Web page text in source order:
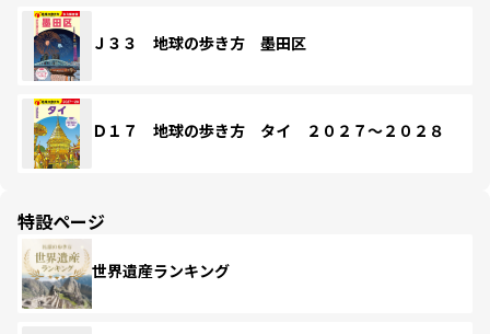
Ｊ３３ 地球の歩き方 墨田区
Ｄ１７ 地球の歩き方 タイ ２０２７～２０２８
特設ページ
世界遺産ランキング